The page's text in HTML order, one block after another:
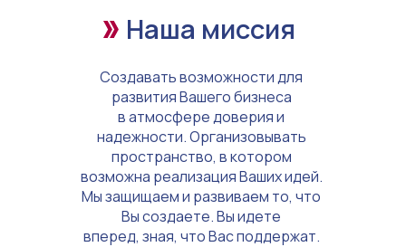
Наша миссия
Создавать возможности для
развития Вашего бизнеса
в атмосфере доверия и
надежности. Организовывать
пространство, в котором
возможна реализация Ваших идей.
Мы защищаем и развиваем то, что
Вы создаете. Вы идете
вперед, зная, что Вас поддержат.